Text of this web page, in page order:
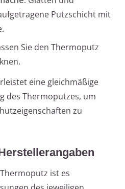
Putzschicht mit
Sie den Thermoputz
eine gleichmäßige
des Thermoputzes, um
zu
ist es